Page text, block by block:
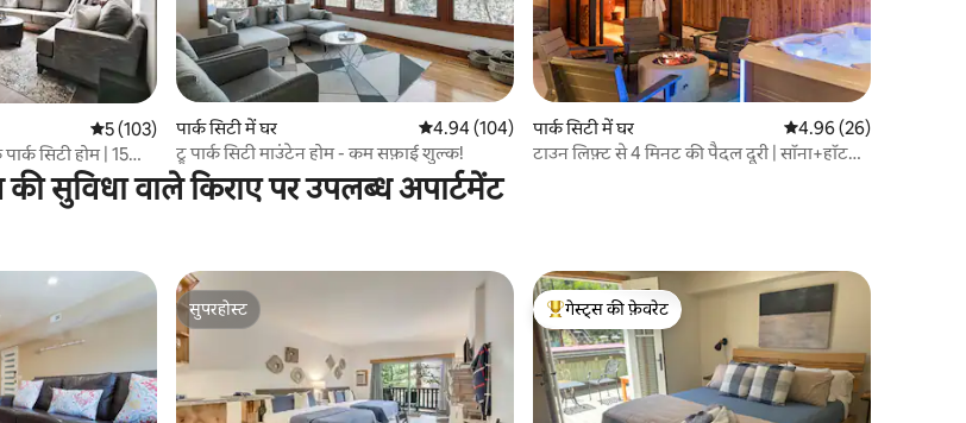
औसत रेटिंग 5 में से 5, 103 समीक्षाएँ
5 (103)
सिटी होम | 15
पार्क सिटी में घर औसत रेटिंग 5 में से 4.94, 104 समीक्षाएँ
4.94 (104)
ट्रू पार्क सिटी माउंटेन होम - कम सफ़ाई शुल्क!
पार्क सिटी में घर औसत रेटिंग 5 में से 4.96,
4.96 (26)
टाउन लिफ़्ट से 4 मिनट की पैदल दूरी | सॉना+हॉट
सुविधा वाले किराए पर उपलब्ध अपार्टमेंट
सुपरहोस्ट
सुपरहोस्ट
गेस्ट्स का टॉप फ़ेवरेट
गेस्ट्स की फ़ेवरेट